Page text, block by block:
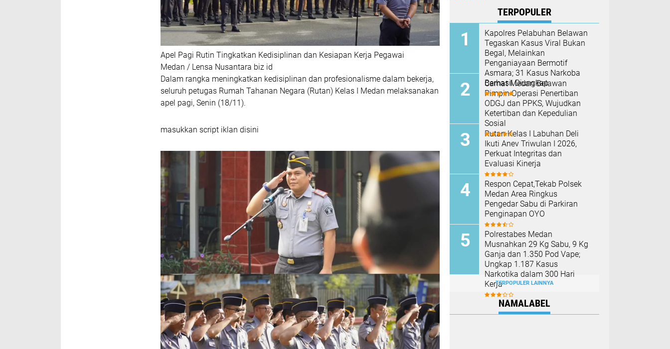
Apel Pagi Rutin Tingkatkan Kedisiplinan dan Kesiapan Kerja Pegawai
Medan / Lensa Nusantara biz id
Dalam rangka meningkatkan kedisiplinan dan profesionalisme dalam bekerja,
seluruh petugas Rumah Tahanan Negara (Rutan) Kelas I Medan melaksanakan
apel pagi, Senin (18/11).
masukkan script iklan disini
TERPOPULER
Kapolres Pelabuhan Belawan
Tegaskan Kasus Viral Bukan
Begal, Melainkan
Penganiayaan Bermotif
Asmara; 31 Kasus Narkoba
Berhasil Diungkap
Camat Medan Belawan
Pimpin Operasi Penertiban
ODGJ dan PPKS, Wujudkan
Ketertiban dan Kepedulian
Sosial
Rutan Kelas I Labuhan Deli
Ikuti Anev Triwulan I 2026,
Perkuat Integritas dan
Evaluasi Kinerja
Respon Cepat,Tekab Polsek
Medan Area Ringkus
Pengedar Sabu di Parkiran
Penginapan OYO
Polrestabes Medan
Musnahkan 29 Kg Sabu, 9 Kg
Ganja dan 1.350 Pod Vape;
Ungkap 1.187 Kasus
Narkotika dalam 300 Hari
KerjaTERPOPULER LAINNYA
NAMALABEL